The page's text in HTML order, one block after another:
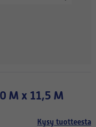
M x 11,5 M
Kysy tuotteesta